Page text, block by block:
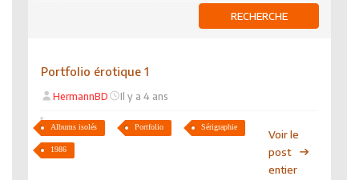
Portfolio érotique 1
HermannBD Il y a 4 ans
Albums isolés Portfolio Sérigraphie
1986
Voir le
post
entier